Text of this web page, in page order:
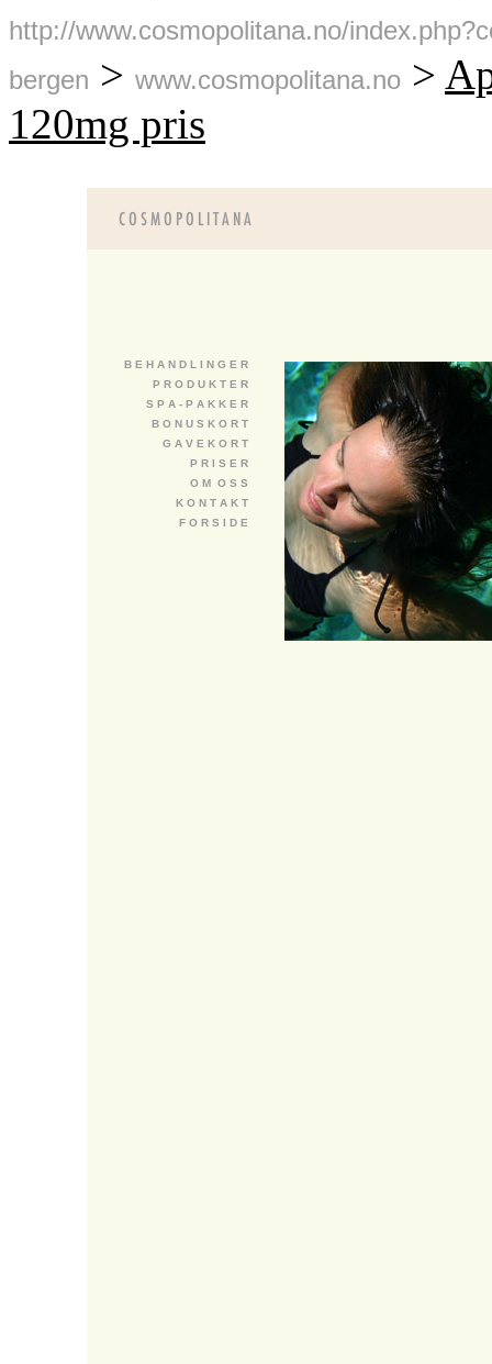
http://www.cosmopolitana.no/
bergen > www.cosmopolitana.no >
120mg pris
B E H A N D L I N G E R
P R O D U K T E R
S P A - P A K K E R
B O N U S K O R T
G A V E K O R T
P R I S E R
O M O S S
K O N T A K T
F O R S I D E